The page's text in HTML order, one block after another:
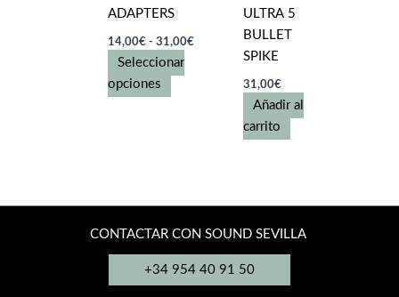
ADAPTERS
14,00€ - 31,00€
Seleccionar
opciones
se
pueden
elegir
ULTRA 5
BULLET
SPIKE
31,00€
Añadir al
carrito
CONTACTAR CON SOUND SEVILLA
+34 954 40 91 50